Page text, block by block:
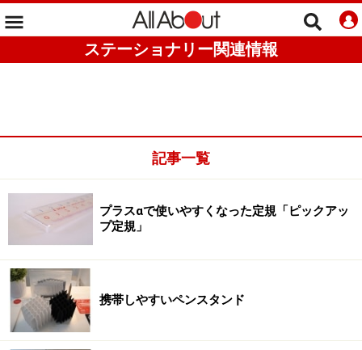
ステーショナリー関連情報
記事一覧
プラスαで使いやすくなった定規「ピックアッ
プ定規」
携帯しやすいペンスタンド